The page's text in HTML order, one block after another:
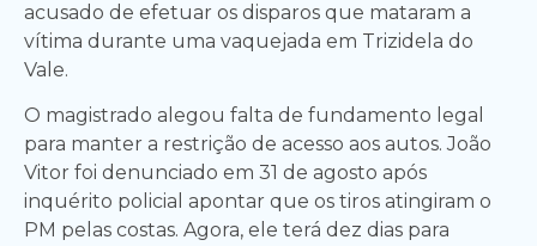
acusado de efetuar os disparos que mataram a
vítima durante uma vaquejada em Trizidela do
Vale.
O magistrado alegou falta de fundamento legal
para manter a restrição de acesso aos autos. João
Vitor foi denunciado em 31 de agosto após
inquérito policial apontar que os tiros atingiram o
PM pelas costas. Agora, ele terá dez dias para